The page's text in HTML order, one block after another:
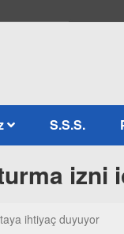
S.S.S.
ihtiyaç duyuyor